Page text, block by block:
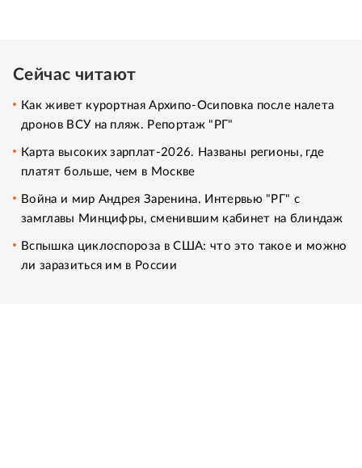
Сейчас читают
Как живет курортная Архипо-Осиповка после налета
дронов ВСУ на пляж. Репортаж "РГ"
Карта высоких зарплат-2026. Названы регионы, где
платят больше, чем в Москве
Война и мир Андрея Заренина. Интервью "РГ" с
замглавы Минцифры, сменившим кабинет на блиндаж
Вспышка циклоспороза в США: что это такое и можно
ли заразиться им в России